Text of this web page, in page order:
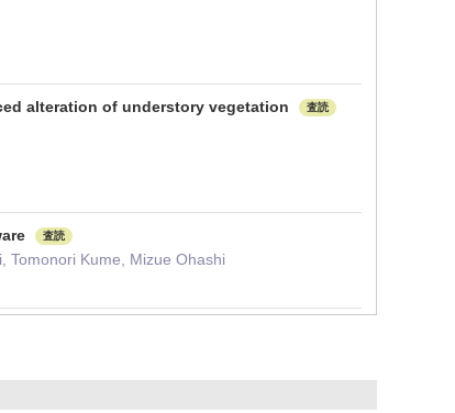
alteration of understory vegetation 査読
査読
Tomonori Kume, Mizue Ohashi